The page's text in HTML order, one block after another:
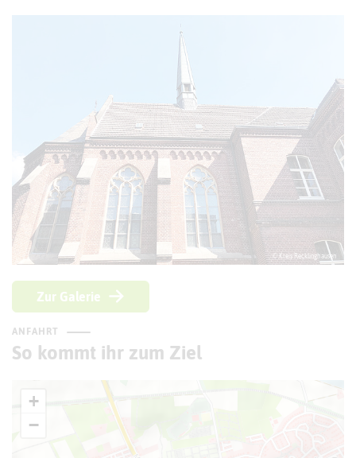
© Kreis Recklinghausen
Zur Galerie
ANFAHRT
So kommt ihr zum Ziel
+
−